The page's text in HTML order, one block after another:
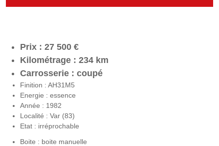
Prix : 27 500 €
Kilométrage : 234 km
Carrosserie : coupé
Finition : AH31M5
Energie : essence
Année : 1982
Localité : Var (83)
Etat : irréprochable
Boite : boite manuelle